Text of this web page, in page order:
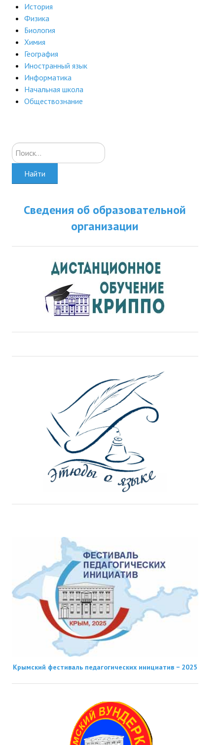
ГИА
Карта ГИА РК
Советуем прочитать
Готовимся к новому учебному году 2026-2027
ДПО
КОНТАКТЫ
История
Физика
Биология
Химия
География
Иностранный язык
Информатика
Начальная школа
Обществознание
Искать...
Найти
Сведения об образовательной
организации
Крымский фестиваль педагогических инициатив − 2025